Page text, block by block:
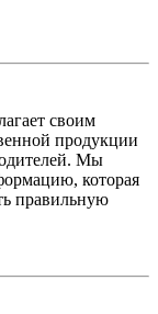
своим
продукции
Мы
которая
правильную